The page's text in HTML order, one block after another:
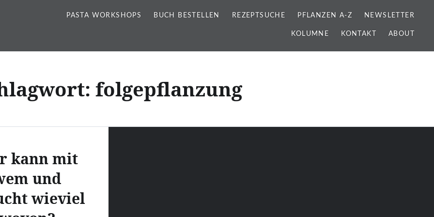
PASTA WORKSHOPS BUCH BESTELLEN REZEPTSUCHE PFLANZEN A-Z NEWSLETTER
KOLUMNE KONTAKT ABOUT
folgepflanzung
kann mit
und
wieviel